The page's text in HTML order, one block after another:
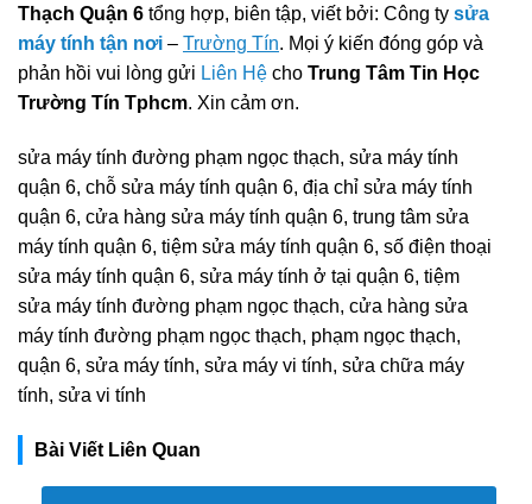
Thạch Quận 6 tổng hợp, biên tập, viết bởi: Công ty sửa
máy tính tận nơi – Trường Tín. Mọi ý kiến đóng góp và
phản hồi vui lòng gửi Liên Hệ cho Trung Tâm Tin Học
Trường Tín Tphcm. Xin cảm ơn.
sửa máy tính đường phạm ngọc thạch, sửa máy tính
quận 6, chỗ sửa máy tính quận 6, địa chỉ sửa máy tính
quận 6, cửa hàng sửa máy tính quận 6, trung tâm sửa
máy tính quận 6, tiệm sửa máy tính quận 6, số điện thoại
sửa máy tính quận 6, sửa máy tính ở tại quận 6, tiệm
sửa máy tính đường phạm ngọc thạch, cửa hàng sửa
máy tính đường phạm ngọc thạch, phạm ngọc thạch,
quận 6, sửa máy tính, sửa máy vi tính, sửa chữa máy
tính, sửa vi tính
Bài Viết Liên Quan